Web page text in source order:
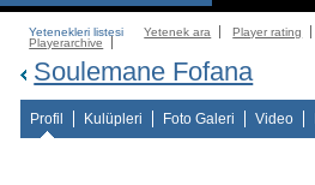
Yetenekleri listesi Yetenek ara Player rating
Playerarchive
Soulemane Fofana
Profil Kulüpleri Foto Galeri Video